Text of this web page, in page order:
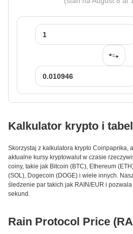
Kalkulator krypto i
Skorzystaj z kalkulatora krypto Coinpaprika,
aktualne kursy kryptowalut w czasie
coiny, takie jak Bitcoin (BTC), Ethereum
(SOL), Dogecoin (DOGE) i wiele innych.
śledzenie par takich jak RAIN/EUR i
sekund.
Rain Protocol Price